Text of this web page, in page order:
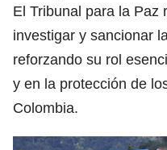
El Tribunal para la Paz
investigar y sancionar
reforzando su rol
y en la protección de
Colombia.